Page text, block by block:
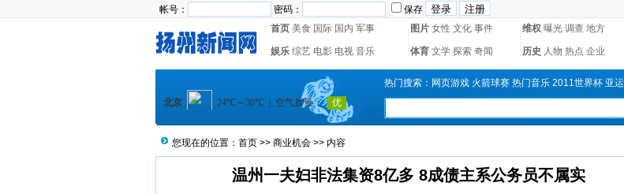
帐号： 密码： 保存
首页 美食 国际 国内 军事 图片 女性 文化 事件 维权 曝光 调查 地方
娱乐 综艺 电影 电视 音乐 体育 文学 探索 奇闻 历史 人物 热点 企业
热门搜索： 网页游戏 火箭球赛 热门音乐 2011世界杯 亚
您现在的位置： 首页 >> 商业机会 >> 内容
温州一夫妇非法集资8亿多 8成债主系公务员不属实